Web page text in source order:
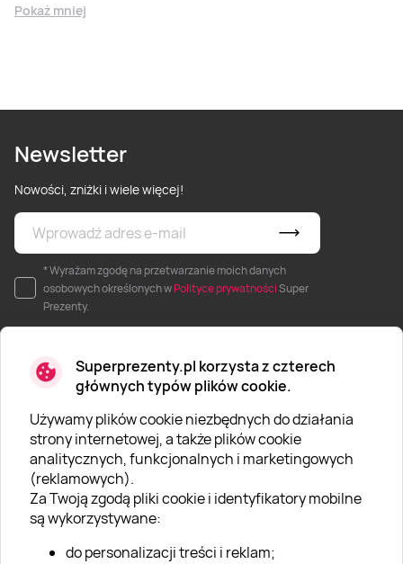
Superprezenty.pl korzysta z czterech
głównych typów plików cookie.
Używamy plików cookie niezbędnych do działania
strony internetowej, a także plików cookie
analitycznych, funkcjonalnych i marketingowych
(reklamowych).
Za Twoją zgodą pliki cookie i identyfikatory mobilne
są wykorzystywane:
do personalizacji treści i reklam;
Pokaż mniej
Newsletter
Nowości, zniżki i wiele więcej!
* Wyrażam zgodę na przetwarzanie moich danych
osobowych określonych wPolityce prywatnościSuper
Prezenty.
O SUPERPREZENTY
O nas
Aktualności
Kariera w Super Prezentach